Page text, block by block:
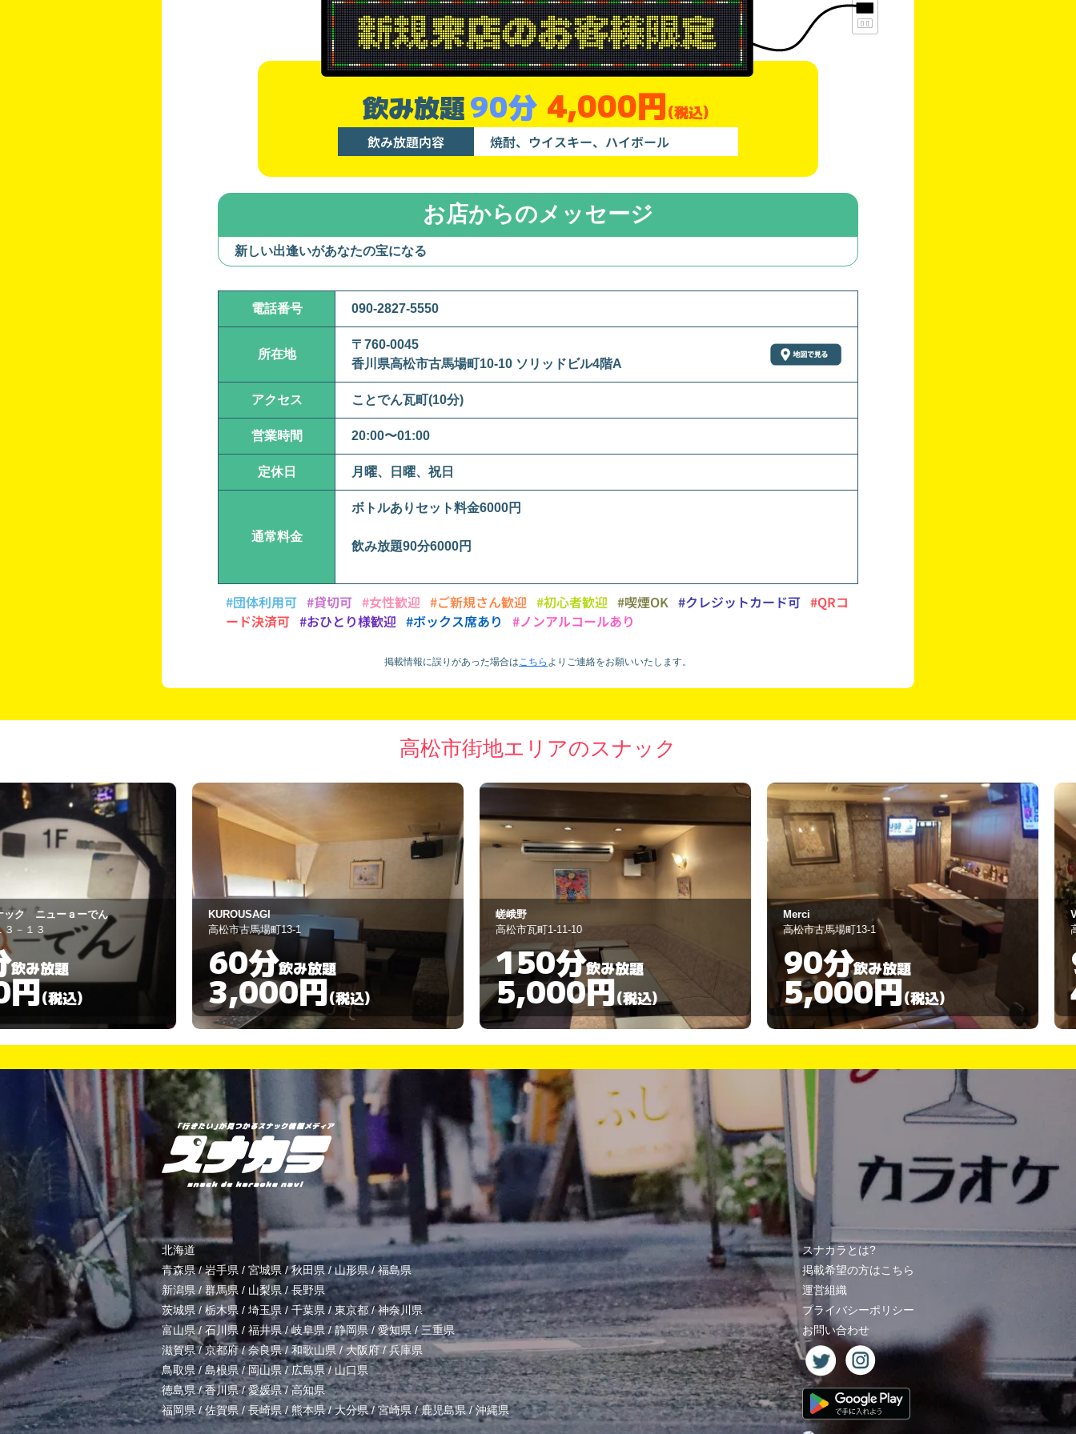
飲み放題90分 4,000円(税込)
飲み放題内容 焼酎、ウイスキー、ハイボール
お店からのメッセージ
新しい出逢いがあなたの宝になる
電話番号 090-2827-5550
所在地
〒760-0045
香川県高松市古馬場町10-10 ソリッドビル4階A
アクセス ことでん瓦町(10分)
営業時間 20:00〜01:00
定休日 月曜、日曜、祝日
通常料金
ボトルありセット料金6000円
飲み放題90分6000円
#団体利用可 #貸切可 #女性歓迎 #ご新規さん歓迎 #初心者歓迎 #喫煙OK #クレジットカード可 #QRコ
ード決済可 #おひとり様歓迎 #ボックス席あり #ノンアルコールあり
掲載情報に誤りがあった場合はこちら より ご連絡をお願いいたします。
高松市街地エリアのスナック
でん
KUROUSAGI
高松市古馬場町13-1
60分 飲み放題
3,000円(税込)
高松市瓦町1-11-10
150分 飲み放題
5,000円(税込)
高松市古馬場町13-1
90分 飲み放題
5,000円(税込)
VACCANA
高松市古馬場町
90分
北海道
青森県/岩手県 / 宮城県 /秋田県 /山形県/福島県
新潟県 / 群馬県 / 山梨県/長野県
茨城県 / 栃木県 / 埼玉県/ 千葉県 /東京都/神奈川県
富山県/ 石川県 / 福井県/岐阜県/静岡県/ 愛知県 / 三重県
滋賀県/京都府/奈良県/和歌山県 /大阪府/兵庫県
鳥取県/島根県/岡山県/広島県/山口県
徳島県/香川県/愛媛県/高知県
福岡県/佐賀県/長崎県 /熊本県/大分県/宮崎県/鹿児島県/沖縄県
スナカラとは?
掲載希望の方はこちら
運営組織
プライバシーポリシー
お問い合わせ